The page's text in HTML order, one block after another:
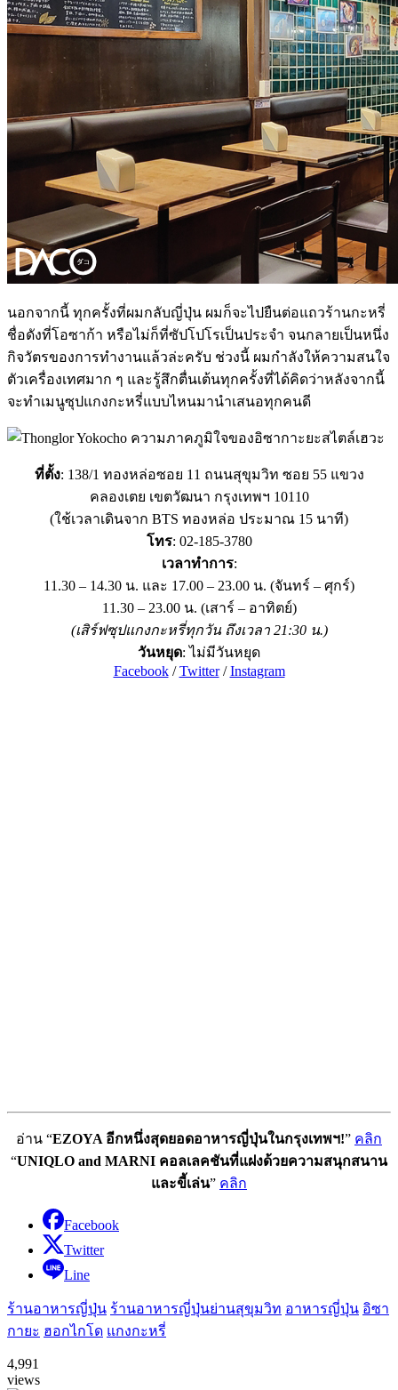
นอกจากนี้ ทุกครั้งที่ผมกลับญี่ปุ่น ผมก็จะไปยืนต่อแถวร้านกะหรี่
ชื่อดังที่โอซาก้า หรือไม่ก็ที่ซัปโปโรเป็นประจำ จนกลายเป็นหนึ่ง
กิจวัตรของการทำงานแล้วล่ะครับ ช่วงนี้ ผมกำลังให้ความสนใจ
ตัวเครื่องเทศมาก ๆ และรู้สึกตื่นเต้นทุกครั้งที่ได้คิดว่าหลังจากนี้
จะทำเมนูซุปแกงกะหรี่แบบไหนมานำเสนอทุกคนดี
ที่ตั้ง: 138/1 ทองหล่อซอย 11 ถนนสุขุมวิท ซอย 55 แขวง
คลองเตย เขตวัฒนา กรุงเทพฯ 10110
(ใช้เวลาเดินจาก BTS ทองหล่อ ประมาณ 15 นาที)
โทร: 02-185-3780
เวลาทำการ:
11.30 – 14.30 น. และ 17.00 – 23.00 น. (จันทร์ – ศุกร์)
11.30 – 23.00 น. (เสาร์ – อาทิตย์)
(เสิร์ฟซุปแกงกะหรี่ทุกวัน ถึงเวลา 21:30 น.)
วันหยุด: ไม่มีวันหยุด
Facebook/Twitter/Instagram
อ่าน “EZOYA อีกหนึ่งสุดยอดอาหารญี่ปุ่นในกรุงเทพฯ!” คลิก
“UNIQLO and MARNI คอลเลคชันที่แฝงด้วยความสนุกสนาน
และขี้เล่น” คลิก
Facebook
Twitter
Line
ร้านอาหารญี่ปุ่น ร้านอาหารญี่ปุ่นย่านสุขุมวิท อาหารญี่ปุ่น อิซา
กายะ ฮอกไกโด แกงกะหรี่
4,991
views